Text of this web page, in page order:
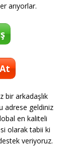
arıyorlar.
bir arkadaşlık
adrese geldiniz
en kaliteli
olarak tabii ki
veriyoruz.